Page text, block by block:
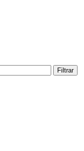
Filtrar